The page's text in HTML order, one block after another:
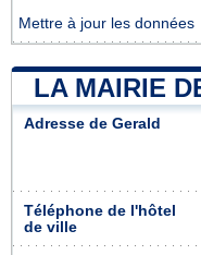
Mettre à jour les données
LA MAIRIE
Adresse de Gerald
Téléphone de l'hôtel
de ville